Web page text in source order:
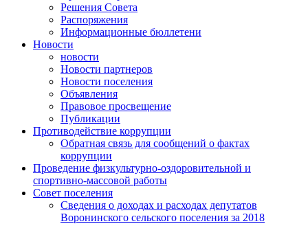
Решения Совета
Распоряжения
Информационные бюллетени
Новости
новости
Новости партнеров
Новости поселения
Объявления
Правовое просвещение
Публикации
Противодействие коррупции
Обратная связь для сообщений о фактах
коррупции
Проведение физкультурно-оздоровительной и
спортивно-массовой работы
Совет поселения
Сведения о доходах и расходах депутатов
Воронинского сельского поселения за 2018